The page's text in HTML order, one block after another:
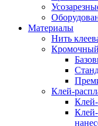
Материалы
Нить
Кромочный
Клей-
Клей-